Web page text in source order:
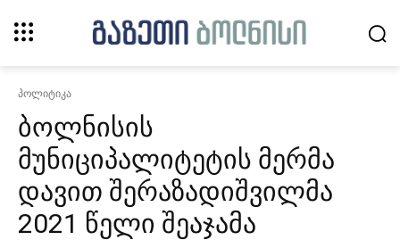
პოლიტიკა
ბოლნისის
მუნიციპალიტეტის მერმა
დავით შერაზადიშვილმა
2021 წელი შეაჯამა